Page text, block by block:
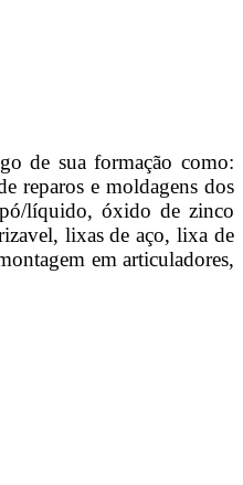
de sua formação como:
reparos e moldagens dos
líquido, óxido de zinco
lixas de aço, lixa de
em articuladores,